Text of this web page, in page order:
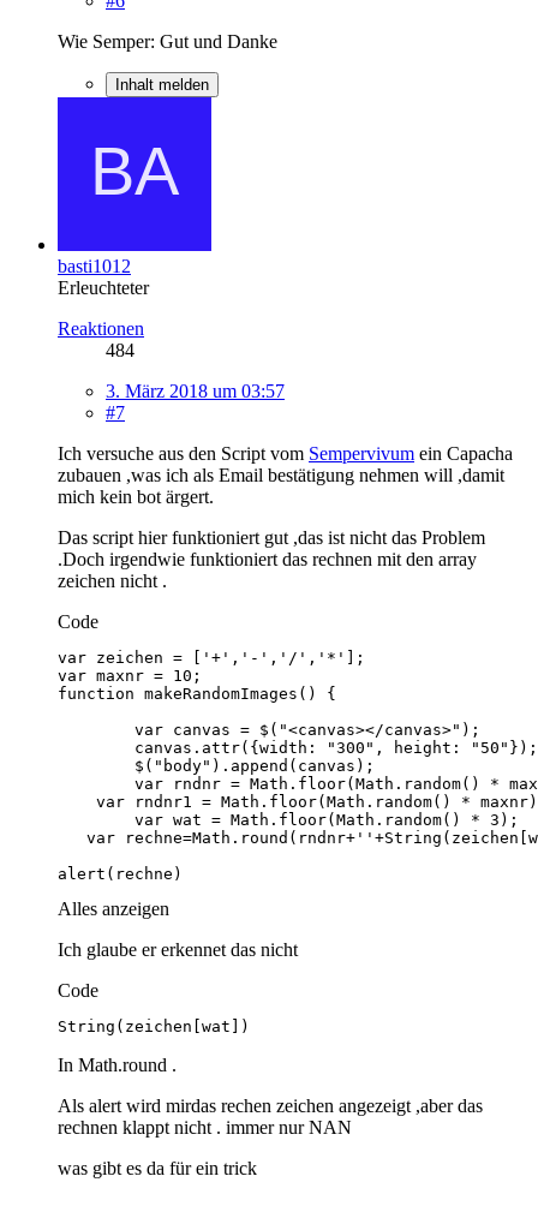
Wie Semper: Gut und Danke
Inhalt melden
basti1012
Erleuchteter
Reaktionen
484
3. März 2018 um 03:57
#7
Ich versuche aus den Script vom Sempervivum ein Capacha
zubauen ,was ich als Email bestätigung nehmen will ,damit
mich kein bot ärgert.
Das script hier funktioniert gut ,das ist nicht das Problem
.Doch irgendwie funktioniert das rechnen mit den array
zeichen nicht .
Code
alert(rechne)
Alles anzeigen
Ich glaube er erkennet das nicht
Code
String(zeichen[wat])
In Math.round .
Als alert wird mirdas rechen zeichen angezeigt ,aber das
rechnen klappt nicht . immer nur NAN
was gibt es da für ein trick